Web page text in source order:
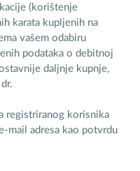
(korištenje
karata kupljenih na
vašem odabiru
podataka o debitnoj
daljnje kupnje,
registriranog korisnika
mail adresa kao potvrdu